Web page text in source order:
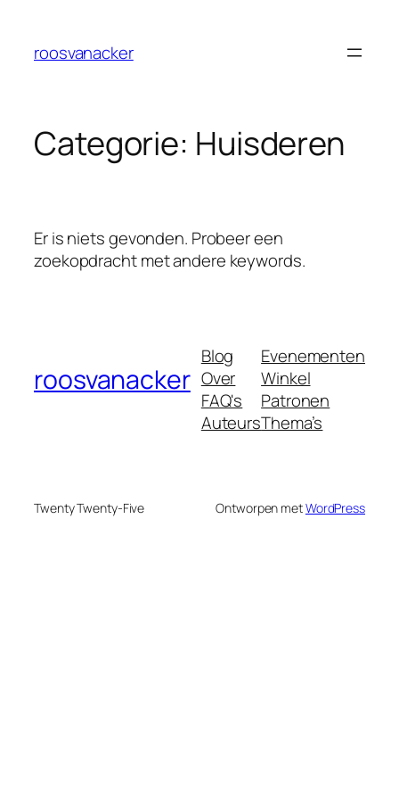
roosvanacker
Categorie: Huisderen
Er is niets gevonden. Probeer een
zoekopdracht met andere keywords.
roosvanacker
Blog
Over
FAQ's
Auteurs
Evenementen
Winkel
Patronen
Thema’s
Twenty Twenty-Five Ontworpen metWordPress